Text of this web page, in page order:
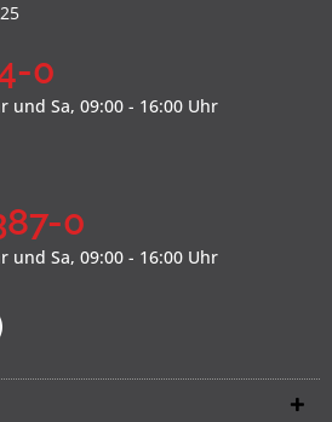
0
und Sa, 09:00 - 16:00 Uhr
0
und Sa, 09:00 - 16:00 Uhr